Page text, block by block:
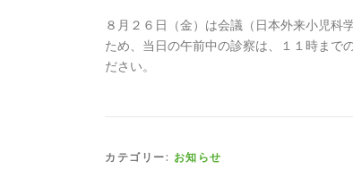
８月２６日（金）は会議（日本外来小児
ため、当日の午前中の診察は、１１時まで
ださい。
カテゴリー: お知らせ